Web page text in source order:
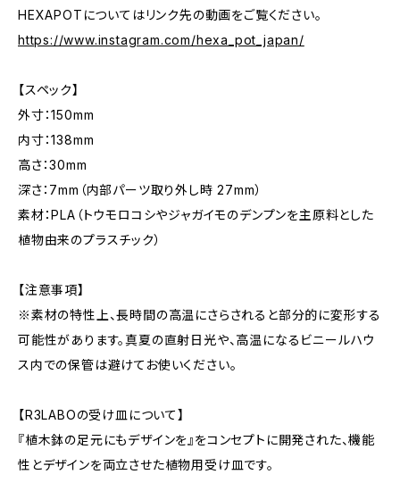
HEXAPOTについてはリンク先の動画をご覧ください。
https://www.instagram.com/hexa_pot_japan/
【スペック】
外寸：150mm
内寸：138mm
高さ：30mm
深さ：7mm（内部パーツ取り外し時 27mm）
素材：PLA（トウモロコシやジャガイモのデンプンを主原料とした
植物由来のプラスチック）
【注意事項】
※素材の特性上、長時間の高温にさらされると部分的に変形する
可能性があります。真夏の直射日光や、高温になるビニールハウ
ス内での保管は避けてお使いください。
【R3LABOの受け皿について】
『植木鉢の足元にもデザインを』をコンセプトに開発された、機能
性とデザインを両立させた植物用受け皿です。